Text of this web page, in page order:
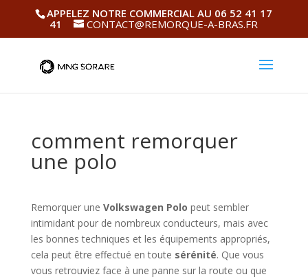
APPELEZ NOTRE COMMERCIAL AU 06 52 41 17
41
CONTACT@REMORQUE-A-BRAS.FR
comment remorquer
une polo
Remorquer une Volkswagen Polo peut sembler
intimidant pour de nombreux conducteurs, mais avec
les bonnes techniques et les équipements appropriés,
cela peut être effectué en toute sérénité. Que vous
vous retrouviez face à une panne sur la route ou que